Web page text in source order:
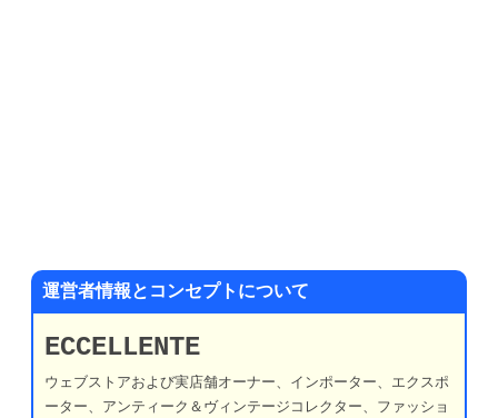
運営者情報とコンセプトについて
ECCELLENTE
ウェブストアおよび実店舗オーナー、インポーター、エクスポ
ーター、アンティーク＆ヴィンテージコレクター、ファッショ